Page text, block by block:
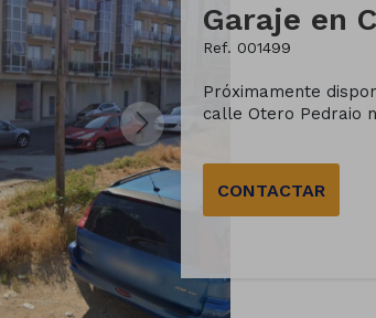
Ref. 001499
Próximamente
calle Otero Pedraio
CONTACTAR